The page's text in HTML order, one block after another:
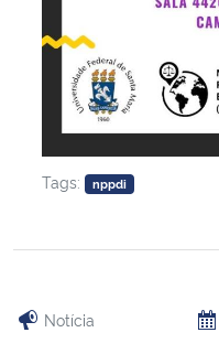
Tags: nppdi
Notícia